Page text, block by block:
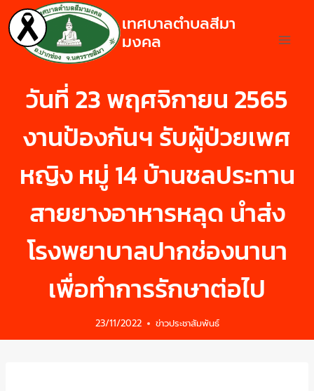
เทศบาลตำบลสีมา
มงคล
วันที่ 23 พฤศจิกายน 2565
งานป้องกันฯ รับผู้ป่วยเพศ
หญิง หมู่ 14 บ้านชลประทาน
สายยางอาหารหลุด นำส่ง
โรงพยาบาลปากช่องนานา
เพื่อทำการรักษาต่อไป
23/11/2022 ข่าวประชาสัมพันธ์